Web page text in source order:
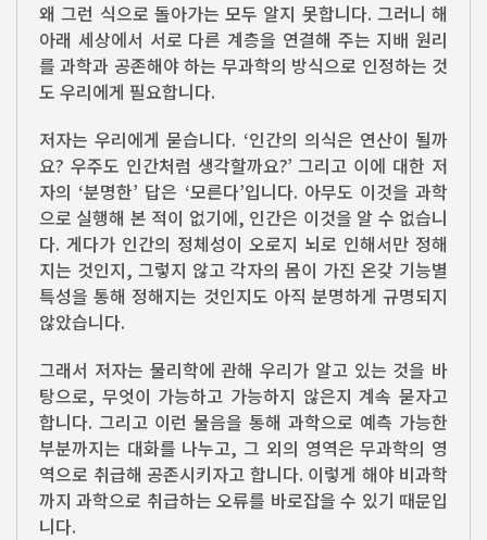
왜 그런 식으로 돌아가는 모두 알지 못합니다. 그러니 해
아래 세상에서 서로 다른 계층을 연결해 주는 지배 원리
를 과학과 공존해야 하는 무과학의 방식으로 인정하는 것
도 우리에게 필요합니다.
저자는 우리에게 묻습니다. ‘인간의 의식은 연산이 될까
요? 우주도 인간처럼 생각할까요?’ 그리고 이에 대한 저
자의 ‘분명한’ 답은 ‘모른다’입니다. 아무도 이것을 과학
으로 실행해 본 적이 없기에, 인간은 이것을 알 수 없습니
다. 게다가 인간의 정체성이 오로지 뇌로 인해서만 정해
지는 것인지, 그렇지 않고 각자의 몸이 가진 온갖 기능별
특성을 통해 정해지는 것인지도 아직 분명하게 규명되지
않았습니다.
그래서 저자는 물리학에 관해 우리가 알고 있는 것을 바
탕으로, 무엇이 가능하고 가능하지 않은지 계속 묻자고
합니다. 그리고 이런 물음을 통해 과학으로 예측 가능한
부분까지는 대화를 나누고, 그 외의 영역은 무과학의 영
역으로 취급해 공존시키자고 합니다. 이렇게 해야 비과학
까지 과학으로 취급하는 오류를 바로잡을 수 있기 때문입
니다.